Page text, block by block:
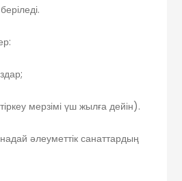
мерзімі үш жылға дейін).
әлеуметтік санаттардың